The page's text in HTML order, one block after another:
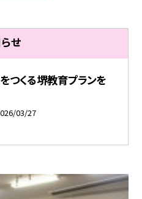
せ
くる堺教育プランを
03/27